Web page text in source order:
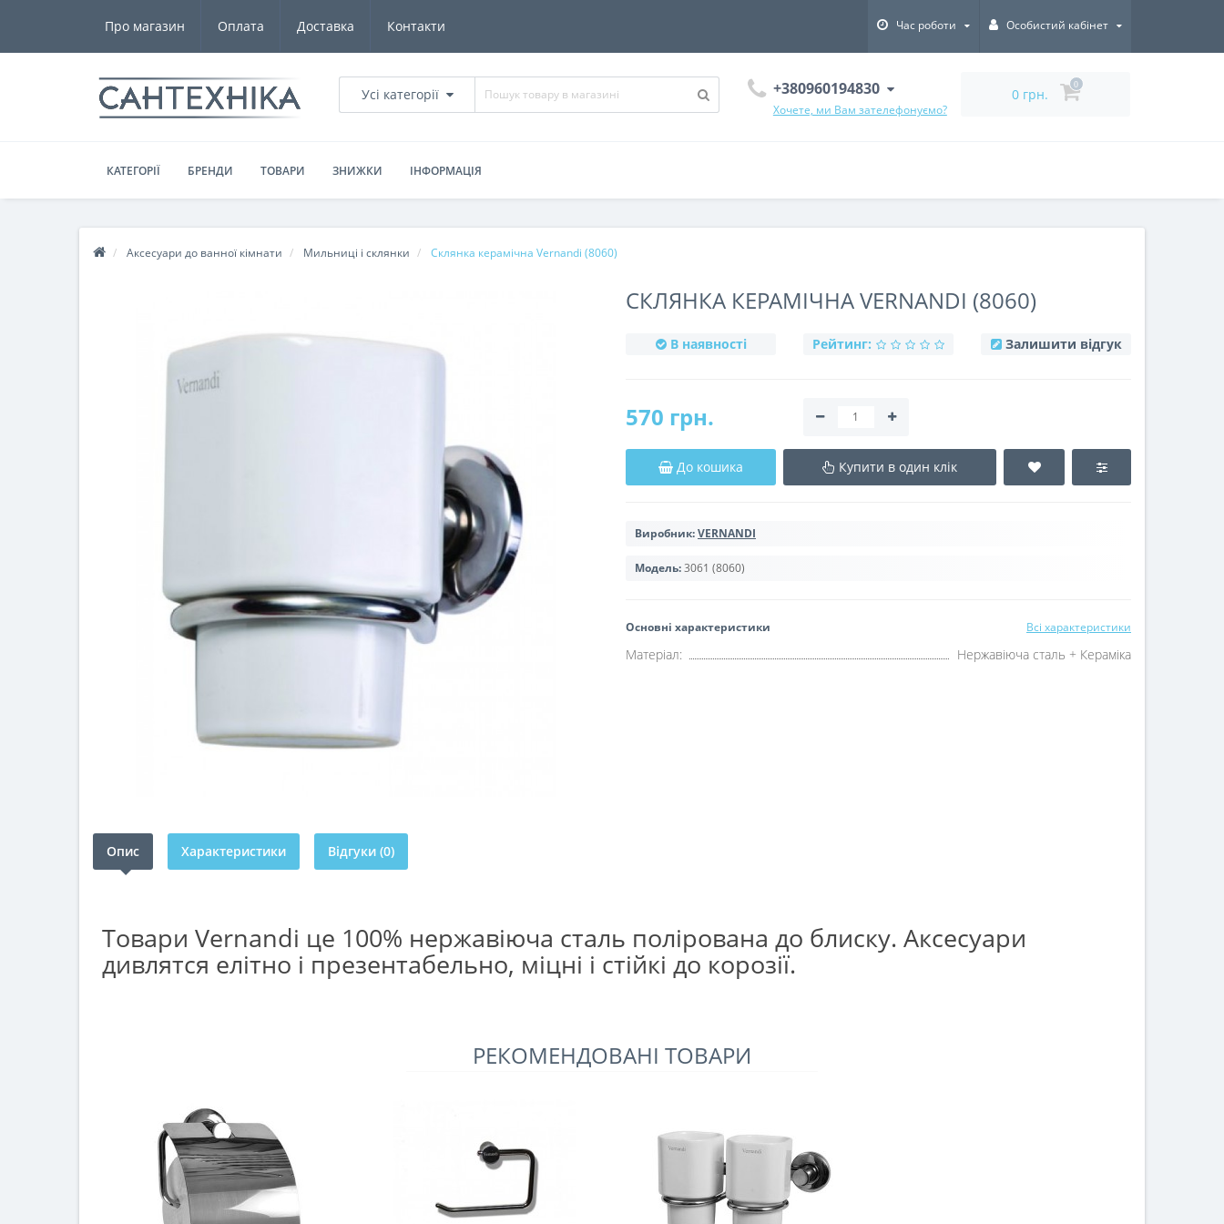
Про магазин Оплата Доставка Контакти Час роботи Особистий кабінет
Усі категорії +380960194830
Хочете, ми Вам зателефонуємо?
0 грн.
0
КАТЕГОРІЇ БРЕНДИ ТОВАРИ ЗНИЖКИ ІНФОРМАЦІЯ
Аксесуари до ванної кімнати Мильниці і склянки Склянка керамічна Vernandi (8060)
СКЛЯНКА КЕРАМІЧНА VERNANDI (8060)
В наявності Рейтинг: Залишити відгук
570 грн.
До кошика Купити в один клік
Виробник:VERNANDI
Модель:3061 (8060)
Основні характеристики Всі характеристики
Матеріал: Нержавіюча сталь + Кераміка
Опис Характеристики Відгуки (0)
Товари Vernandi це 100% нержавіюча сталь полірована до блиску. Аксесуари
дивлятся елітно і презентабельно, міцні і стійкі до корозії.
РЕКОМЕНДОВАНІ ТОВАРИ